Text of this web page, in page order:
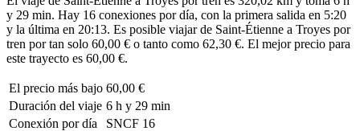
y 29 min. Hay 16 conexiones por día, con la primera salida en 5:20
y la última en 20:13. Es posible viajar de Saint-Étienne a Troyes por
tren por tan solo 60,00 € o tanto como 62,30 €. El mejor precio para
este trayecto es 60,00 €.
El precio más bajo 60,00 €
Duración del viaje 6 h y 29 min
Conexión por día
SNCF 16